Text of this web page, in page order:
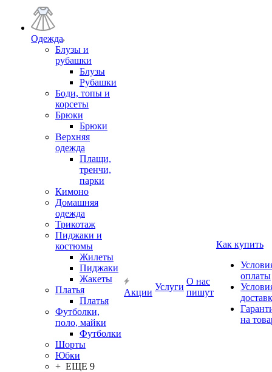
Одежда
Блузы и
рубашки
Блузы
Рубашки
Боди, топы и
корсеты
Брюки
Брюки
Верхняя
одежда
Плащи,
тренчи,
парки
Кимоно
Домашняя
одежда
Трикотаж
Пиджаки и
костюмы
Жилеты
Пиджаки
Жакеты
Платья
Платья
Футболки,
поло, майки
Футболки
Шорты
Юбки
+ ЕЩЕ 9
Акции
Услуги
О нас
пишут
Как купить
оплаты
на